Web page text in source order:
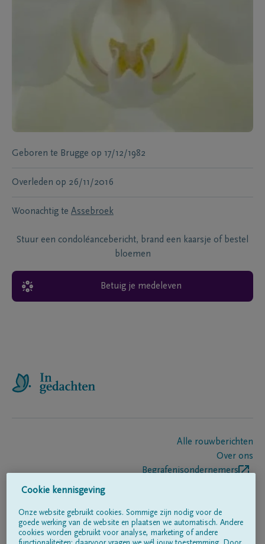
Geboren te Brugge op 17/12/1982
Overleden op 26/11/2016
Woonachtig te Assebroek
Stuur een condoléancebericht, brand een kaarsje of bestel
bloemen
Betuig je medeleven
Alle rouwberichten
Over ons
Begrafenisondernemers
Volg ons op
Cookie kennisgeving
Onze website gebruikt cookies. Sommige zijn nodig voor de
goede werking van de website en plaatsen we automatisch. Andere
cookies worden gebruikt voor analyse, marketing of andere